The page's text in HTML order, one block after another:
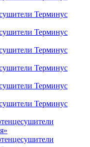
Терминус
Терминус
Терминус
Терминус
Терминус
Терминус